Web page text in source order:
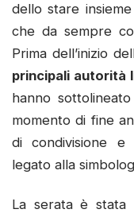
dello stare
che da sempre
Prima dell’inizio
principali autorità
hanno
momento di fine
di condivisione e
legato alla
La serata è stata